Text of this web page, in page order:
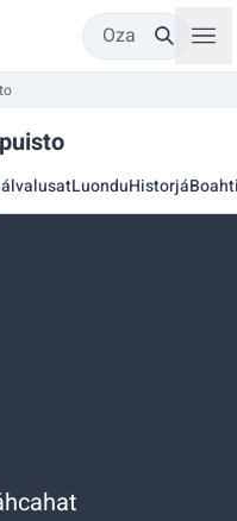
Oza
LuonduHistorjá